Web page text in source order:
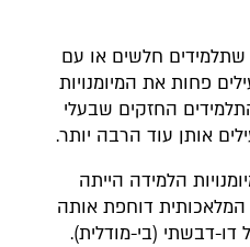
חלשים או עם
פחות את המיומנויות
החזקים שבעלי
אותן עוד הרבה יותר.
הלמידה הייתה
דוחפת אותה
דבשתי (בי-מודלית).